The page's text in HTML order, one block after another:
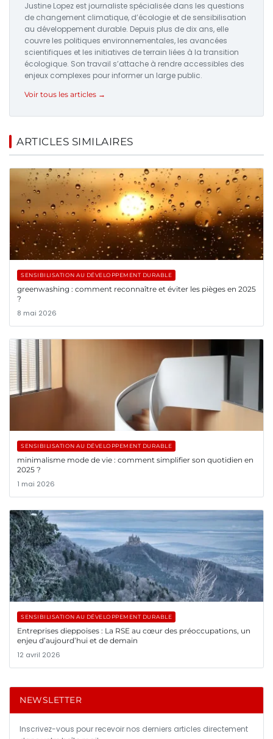
Justine Lopez est journaliste spécialisée dans les questions
de changement climatique, d’écologie et de sensibilisation
au développement durable. Depuis plus de dix ans, elle
couvre les politiques environnementales, les avancées
scientifiques et les initiatives de terrain liées à la transition
écologique. Son travail s’attache à rendre accessibles des
enjeux complexes pour informer un large public.
Voir tous les articles →
ARTICLES SIMILAIRES
SENSIBILISATION AU DÉVELOPPEMENT DURABLE
greenwashing : comment reconnaître et éviter les pièges en 2025
?
8 mai 2026
SENSIBILISATION AU DÉVELOPPEMENT DURABLE
minimalisme mode de vie : comment simplifier son quotidien en
2025 ?
1 mai 2026
SENSIBILISATION AU DÉVELOPPEMENT DURABLE
Entreprises dieppoises : La RSE au cœur des préoccupations, un
enjeu d’aujourd’hui et de demain
12 avril 2026
NEWSLETTER
Inscrivez-vous pour recevoir nos derniers articles directement